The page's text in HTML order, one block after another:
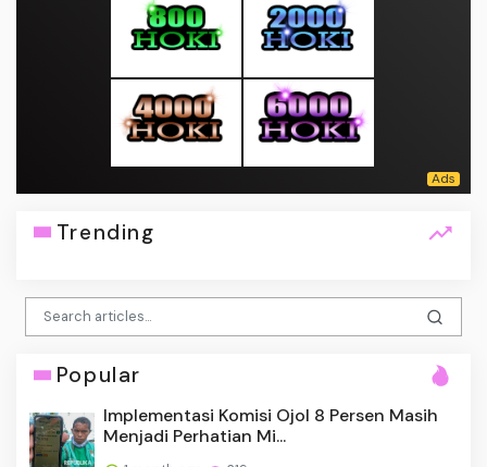
Trending
Popular
Implementasi Komisi Ojol 8 Persen Masih
Menjadi Perhatian Mi...